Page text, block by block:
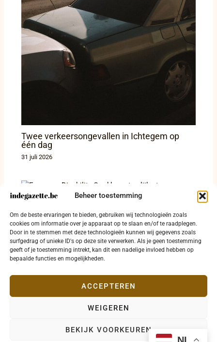
Beheer toestemming
Om de beste ervaringen te bieden, gebruiken wij technologieën zoals
cookies om informatie over je apparaat op te slaan en/of te raadplegen.
Door in te stemmen met deze technologieën kunnen wij gegevens zoals
surfgedrag of unieke ID's op deze site verwerken. Als je geen toestemming
geeft of je toestemming intrekt, kan dit een nadelige invloed hebben op
bepaalde functies en mogelijkheden.
ACCEPTEREN
WEIGEREN
BEKIJK VOORKEUREN
Twee verkeersongevallen in Ichtegem op
één dag
31 juli 2026
European Disability Card brengt gelijke
toegang, maar geen verplichte winkelkorting
20 juli 2026
Copyright © 2026 indegazette.be |Privacy